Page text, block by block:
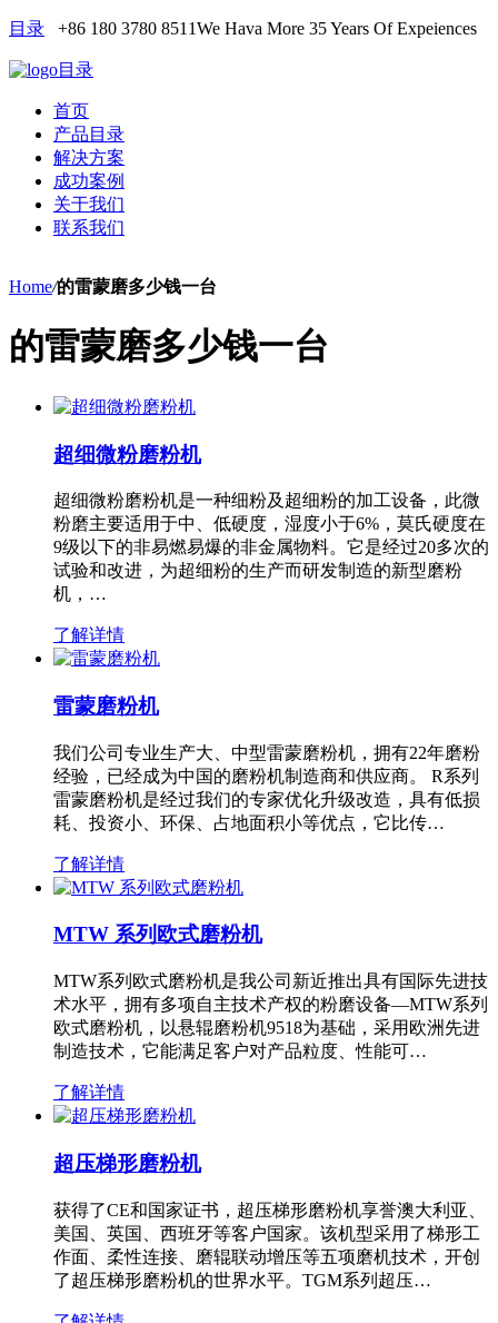
目录 +86 180 3780 8511We Hava More 35 Years Of Expeiences
目录
首页
产品目录
解决方案
成功案例
关于我们
联系我们
Home/的雷蒙磨多少钱一台
的雷蒙磨多少钱一台
超细微粉磨粉机
超细微粉磨粉机是一种细粉及超细粉的加工设备，此微
粉磨主要适用于中、低硬度，湿度小于6%，莫氏硬度在
9级以下的非易燃易爆的非金属物料。它是经过20多次的
试验和改进，为超细粉的生产而研发制造的新型磨粉
机，…
了解详情
雷蒙磨粉机
我们公司专业生产大、中型雷蒙磨粉机，拥有22年磨粉
经验，已经成为中国的磨粉机制造商和供应商。 R系列
雷蒙磨粉机是经过我们的专家优化升级改造，具有低损
耗、投资小、环保、占地面积小等优点，它比传…
了解详情
MTW 系列欧式磨粉机
MTW系列欧式磨粉机是我公司新近推出具有国际先进技
术水平，拥有多项自主技术产权的粉磨设备—MTW系列
欧式磨粉机，以悬辊磨粉机9518为基础，采用欧洲先进
制造技术，它能满足客户对产品粒度、性能可…
了解详情
超压梯形磨粉机
获得了CE和国家证书，超压梯形磨粉机享誉澳大利亚、
美国、英国、西班牙等客户国家。该机型采用了梯形工
作面、柔性连接、磨辊联动增压等五项磨机技术，开创
了超压梯形磨粉机的世界水平。TGM系列超压…